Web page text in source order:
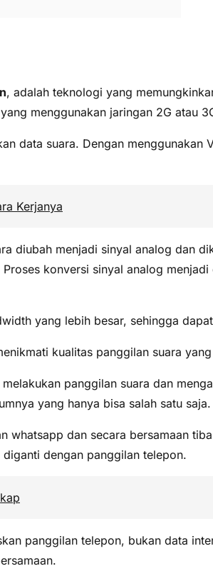
, adalah teknologi yang
menggunakan jaringan 2G atau
data suara. Dengan
Kerjanya
diubah menjadi sinyal analog dan
konversi sinyal analog
yang lebih besar, sehingga
kualitas panggilan suara
panggilan suara dan
yang hanya bisa salah satu saja.
whatsapp dan secara bersamaan
dengan panggilan telepon.
panggilan telepon, bukan data